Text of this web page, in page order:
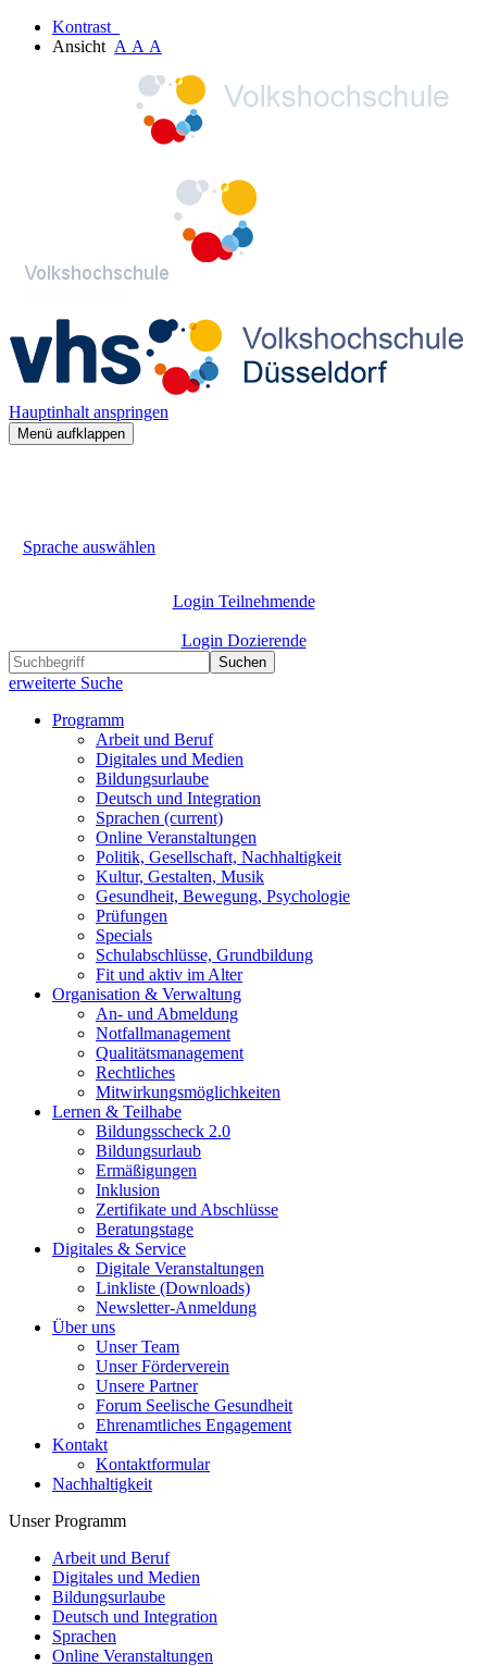
Kontrast
Ansicht A A A
Hauptinhalt anspringen
Menü aufklappen
Sprache auswählen
Login Teilnehmende
Login Dozierende
Suchen
erweiterte Suche
Programm
Arbeit und Beruf
Digitales und Medien
Bildungsurlaube
Deutsch und Integration
Sprachen (current)
Online Veranstaltungen
Politik, Gesellschaft, Nachhaltigkeit
Kultur, Gestalten, Musik
Gesundheit, Bewegung, Psychologie
Prüfungen
Specials
Schulabschlüsse, Grundbildung
Fit und aktiv im Alter
Organisation & Verwaltung
An- und Abmeldung
Notfallmanagement
Qualitätsmanagement
Rechtliches
Mitwirkungsmöglichkeiten
Lernen & Teilhabe
Bildungsscheck 2.0
Bildungsurlaub
Ermäßigungen
Inklusion
Zertifikate und Abschlüsse
Beratungstage
Digitales & Service
Digitale Veranstaltungen
Linkliste (Downloads)
Newsletter-Anmeldung
Über uns
Unser Team
Unser Förderverein
Unsere Partner
Forum Seelische Gesundheit
Ehrenamtliches Engagement
Kontakt
Kontaktformular
Nachhaltigkeit
Unser Programm
Arbeit und Beruf
Digitales und Medien
Bildungsurlaube
Deutsch und Integration
Sprachen
Online Veranstaltungen